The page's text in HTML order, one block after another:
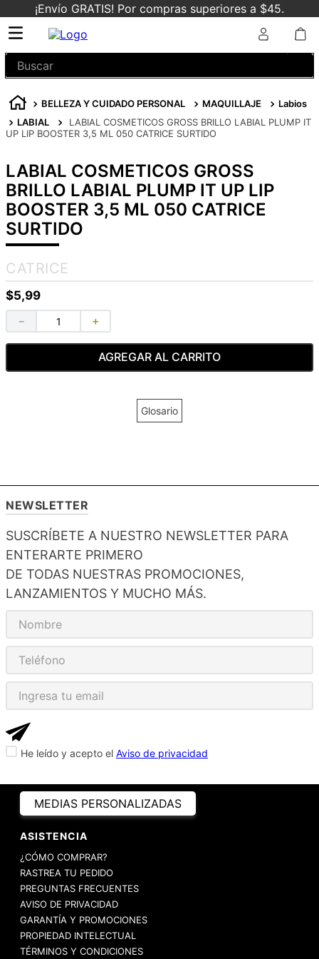
¡Envío GRATIS! Por compras superiores a $45.
Buscar
BELLEZA Y CUIDADO PERSONAL MAQUILLAJE
Labios
LABIAL
LABIAL COSMETICOS GROSS BRILLO LABIAL PLUMP IT
UP LIP BOOSTER 3,5 ML 050 CATRICE SURTIDO
LABIAL COSMETICOS GROSS
BRILLO LABIAL PLUMP IT UP LIP
BOOSTER 3,5 ML 050 CATRICE
SURTIDO
CATRICE
$5,99
＋
－
AGREGAR AL CARRITO
Glosario
NEWSLETTER
SUSCRÍBETE A NUESTRO NEWSLETTER PARA
ENTERARTE PRIMERO
DE TODAS NUESTRAS PROMOCIONES,
LANZAMIENTOS Y MUCHO MÁS.
He leído y acepto el Aviso de privacidad
MEDIAS PERSONALIZADAS
ASISTENCIA
¿CÓMO COMPRAR?
RASTREA TU PEDIDO
PREGUNTAS FRECUENTES
AVISO DE PRIVACIDAD
GARANTÍA Y PROMOCIONES
PROPIEDAD INTELECTUAL
TÉRMINOS Y CONDICIONES